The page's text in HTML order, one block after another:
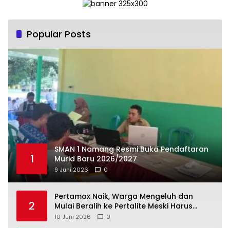
Popular Posts
1
SMAN 1 Namang Resmi Buka Pendaftaran
Murid Baru 2026/2027
9 Juni 2026 0
2
‎Pertamax Naik, Warga Mengeluh dan
Mulai Beralih ke Pertalite Meski Harus
10 Juni 2026 0